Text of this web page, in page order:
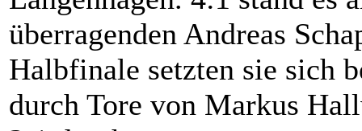
überragenden Andreas
Halbfinale setzten sie sich
durch Tore von Markus